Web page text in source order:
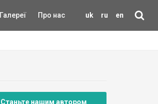
uk ru en
Галереї Про нас
Станьте нашим автором